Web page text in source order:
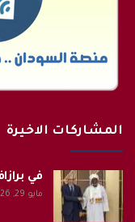
المشاركات الاخيرة
في
مايو 29, 2026